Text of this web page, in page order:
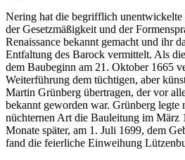
Nering hat die begrifflich
der Gesetzmäßigkeit und der
Renaissance bekannt gemacht und ihr
Entfaltung des Barock vermittelt. Als
dem Baubeginn am 21. Oktober 1665
Weiterführung dem tüchtigen, aber
Martin Grünberg übertragen, der vor
bekannt geworden war. Grünberg legte
nüchternen Art die Bauleitung im März
Monate später, am 1. Juli 1699, dem
fand die feierliche Einweihung